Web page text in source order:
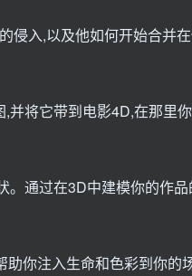
入,以及他如何开始合并在
并将它带到电影4D,在那里
通过在3D中建模你的作
你注入生命和色彩到你的